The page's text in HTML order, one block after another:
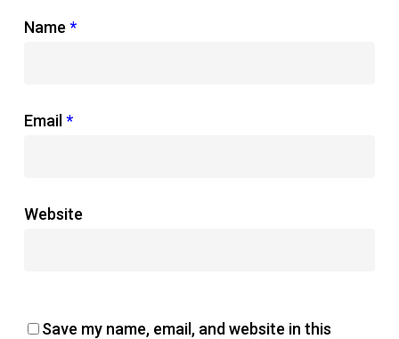
Name *
Email*
Website
Save my name, email, and website in this